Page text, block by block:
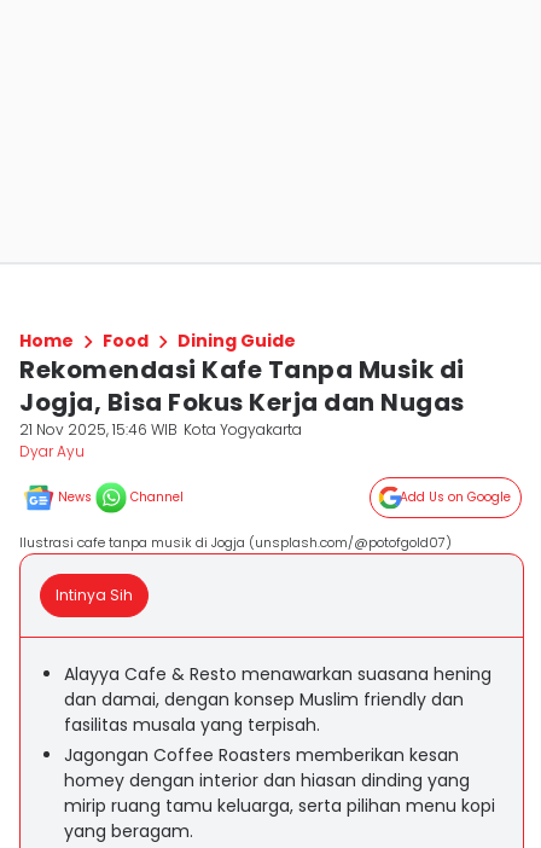
Home Food Dining Guide
Rekomendasi Kafe Tanpa Musik di
Jogja, Bisa Fokus Kerja dan Nugas
21 Nov 2025, 15:46 WIB Kota Yogyakarta
Dyar Ayu
News Channel Add Us on Google
Ilustrasi cafe tanpa musik di Jogja (unsplash.com/@potofgold07)
Intinya Sih
Alayya Cafe & Resto menawarkan suasana hening
dan damai, dengan konsep Muslim friendly dan
fasilitas musala yang terpisah.
Jagongan Coffee Roasters memberikan kesan
homey dengan interior dan hiasan dinding yang
mirip ruang tamu keluarga, serta pilihan menu kopi
yang beragam.